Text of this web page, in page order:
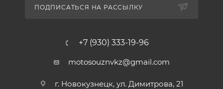
ПОДПИСАТЬСЯ НА РАССЫЛКУ
+7 (930) 333-19-96
motosouznvkz@gmail.com
г. Новокузнецк, ул. Димитрова, 21